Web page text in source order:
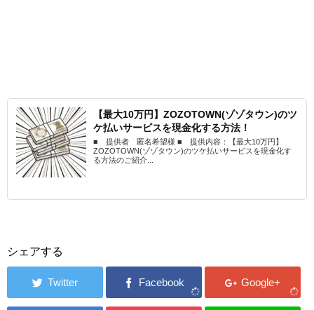
【最大10万円】ZOZOTOWN(ゾゾタウン)のツ
ケ払いサービスを現金化する方法！
■ 提供者 匿名希望様 ■ 提供内容：【最大10万円】
ZOZOTOWN(ゾゾタウン)のツケ払いサービスを現金化す
る方法のご紹介...
シェアする